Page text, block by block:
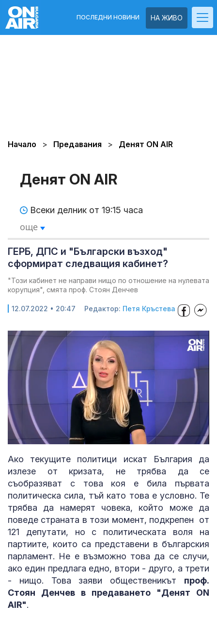
НА ЖИВО
ПОСЛЕДНИ НОВИНИ
Начало Предавания Денят ON AIR
Денят ON AIR
Всеки делник от 19:15 часа
още
ГЕРБ, ДПС и "Български възход"
сформират следващия кабинет?
"Този кабинет не направи нищо по отношение на нулевата
корупция", смята проф. Стоян Денчев
12.07.2022 • 20:47 Редактор: Петя Кръстева
Unmute Loaded:
Ако текущите политици искат България да
излезе от кризата, не трябва да се
съобразяват с това коя е била първата
политическа сила, тъй като това е условно. Те
трябва да намерят човека, който може да
поведе страната в този момент, подкрепен от
121 депутати, но с политическата воля на
партиите, които са представени в българския
парламент. Не е възможно това да се случи,
ако един предлага едно, втори - друго, а трети
- нищо. Това заяви общественикът проф.
Стоян Денчев в предаването "Денят ON
AIR".